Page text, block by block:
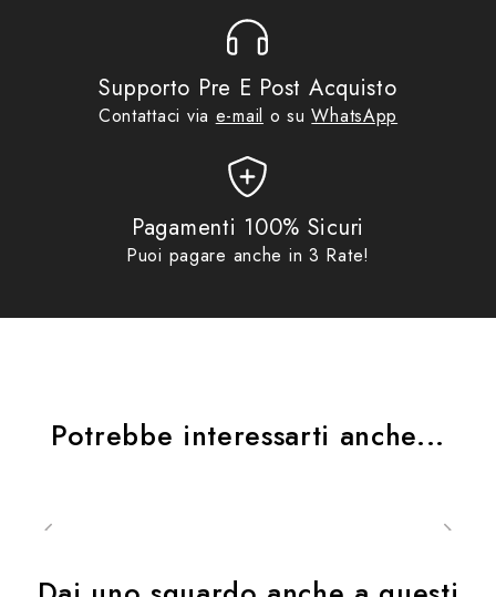
Supporto Pre E Post Acquisto
Contattaci via e-mail o suWhatsApp
Pagamenti 100% Sicuri
Puoi pagare anche in 3 Rate!
Potrebbe interessarti anche...